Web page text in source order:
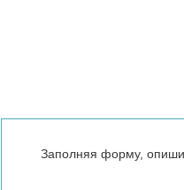
Заполняя форму,